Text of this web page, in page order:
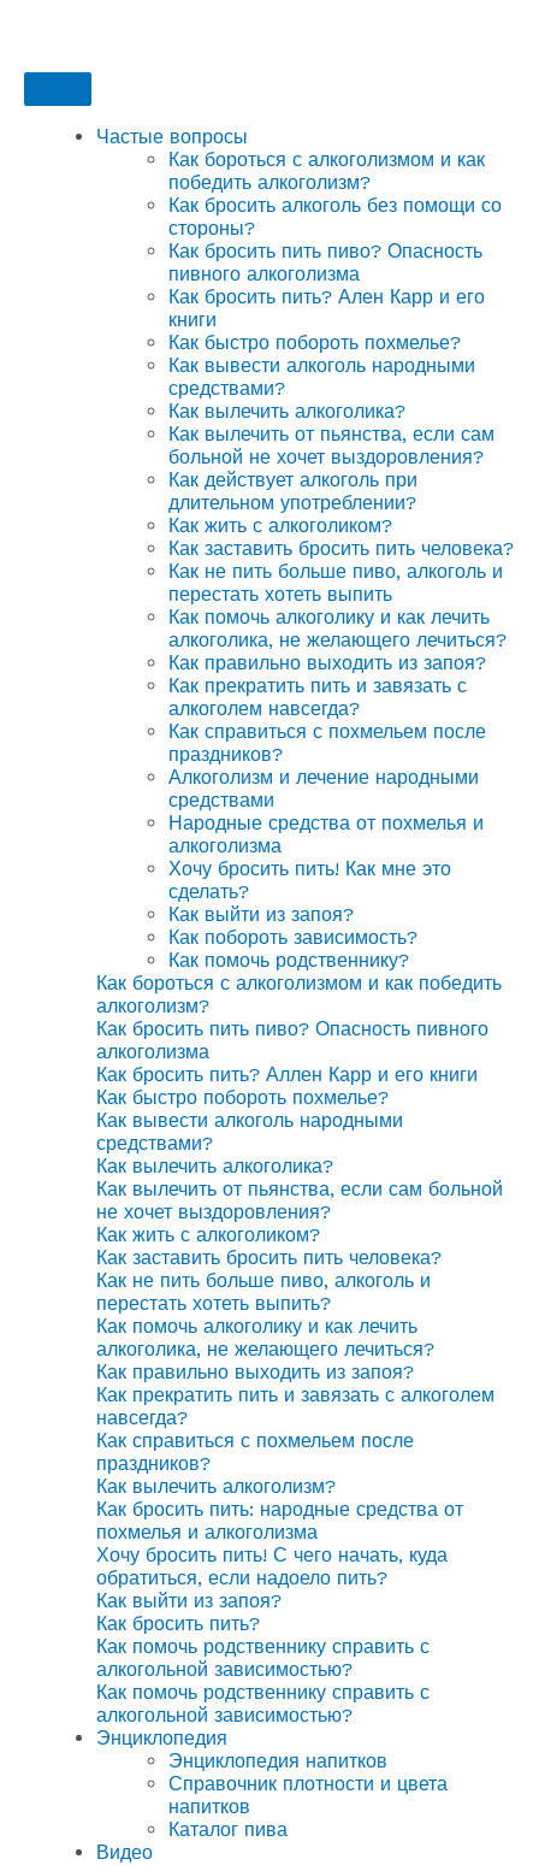
Частые вопросы
Как бороться с алкоголизмом и как
победить алкоголизм?
Как бросить алкоголь без помощи со
стороны?
Как бросить пить пиво? Опасность
пивного алкоголизма
Как бросить пить? Ален Карр и его
книги
Как быстро побороть похмелье?
Как вывести алкоголь народными
средствами?
Как вылечить алкоголика?
Как вылечить от пьянства, если сам
больной не хочет выздоровления?
Как действует алкоголь при
длительном употреблении?
Как жить с алкоголиком?
Как заставить бросить пить человека?
Как не пить больше пиво, алкоголь и
перестать хотеть выпить
Как помочь алкоголику и как лечить
алкоголика, не желающего лечиться?
Как правильно выходить из запоя?
Как прекратить пить и завязать с
алкоголем навсегда?
Как справиться с похмельем после
праздников?
Алкоголизм и лечение народными
средствами
Народные средства от похмелья и
алкоголизма
Хочу бросить пить! Как мне это
сделать?
Как выйти из запоя?
Как побороть зависимость?
Как помочь родственнику?
Как бороться с алкоголизмом и как победить
алкоголизм?
Как бросить пить пиво? Опасность пивного
алкоголизма
Как бросить пить? Аллен Карр и его книги
Как быстро побороть похмелье?
Как вывести алкоголь народными
средствами?
Как вылечить алкоголика?
Как вылечить от пьянства, если сам больной
не хочет выздоровления?
Как жить с алкоголиком?
Как заставить бросить пить человека?
Как не пить больше пиво, алкоголь и
перестать хотеть выпить?
Как помочь алкоголику и как лечить
алкоголика, не желающего лечиться?
Как правильно выходить из запоя?
Как прекратить пить и завязать с алкоголем
навсегда?
Как справиться с похмельем после
праздников?
Как вылечить алкоголизм?
Как бросить пить: народные средства от
похмелья и алкоголизма
Хочу бросить пить! С чего начать, куда
обратиться, если надоело пить?
Как выйти из запоя?
Как бросить пить?
Как помочь родственнику справить с
алкогольной зависимостью?
Как помочь родственнику справить с
алкогольной зависимостью?
Энциклопедия
Энциклопедия напитков
Справочник плотности и цвета
напитков
Каталог пива
Видео